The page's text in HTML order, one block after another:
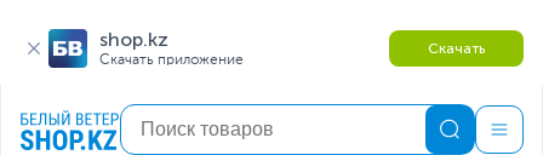
shop.kz
Скачать приложение
Скачать